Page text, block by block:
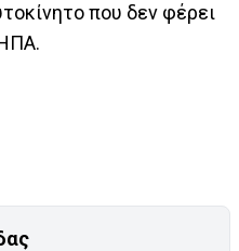
που δεν φέρει